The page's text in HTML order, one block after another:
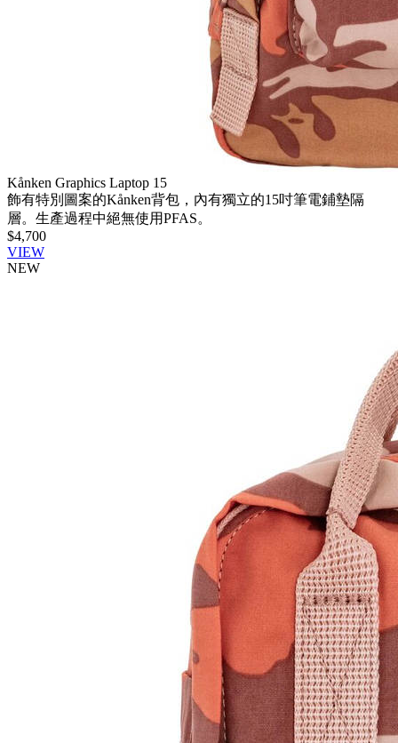
Kånken Graphics Laptop 15
飾有特別圖案的Kånken背包，內有獨立的15吋筆電鋪墊隔
層。生產過程中絕無使用PFAS。
$4,700
VIEW
NEW